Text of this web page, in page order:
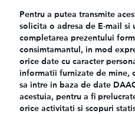
Pentru a putea transmite
solicita o adresa de E-mail si
completarea prezentului
consimtamantul, in mod
orice date cu caracter
informatii furnizate de mine,
sa intre in baza de date
acestuia, pentru a fi
orice activitati si scopuri